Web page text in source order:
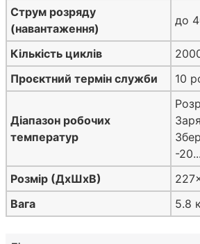
Струм розряду
(навантаження)
до
Кількість циклів
Проєктний термін служби
10
Діапазон робочих
температур
-
Розмір (ДхШхВ)
Вага
5.8